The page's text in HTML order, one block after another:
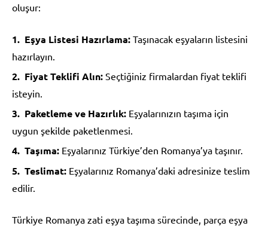
oluşur:
Eşya Listesi Hazırlama: Taşınacak eşyaların listesini
hazırlayın.
Fiyat Teklifi Alın: Seçtiğiniz firmalardan fiyat teklifi
isteyin.
Paketleme ve Hazırlık: Eşyalarınızın taşıma için
uygun şekilde paketlenmesi.
Taşıma: Eşyalarınız Türkiye’den Romanya’ya taşınır.
Teslimat: Eşyalarınız Romanya’daki adresinize teslim
edilir.
Türkiye Romanya zati eşya taşıma sürecinde, parça eşya